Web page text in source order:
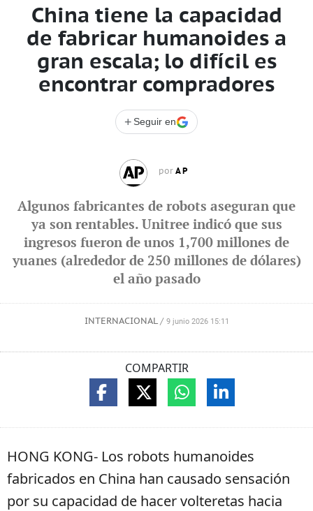
China tiene la capacidad
de fabricar humanoides a
gran escala; lo difícil es
encontrar compradores
+ Seguir en
porAP
Algunos fabricantes de robots aseguran que
ya son rentables. Unitree indicó que sus
ingresos fueron de unos 1,700 millones de
yuanes (alrededor de 250 millones de dólares)
el año pasado
INTERNACIONAL / 9 junio 2026 15:11
COMPARTIR
HONG KONG- Los robots humanoides
fabricados en China han causado sensación
por su capacidad de hacer volteretas hacia